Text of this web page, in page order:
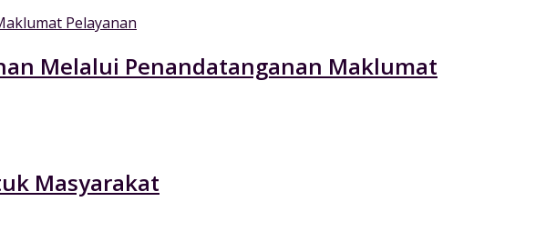
Melalui Penandatanganan Maklumat
Masyarakat